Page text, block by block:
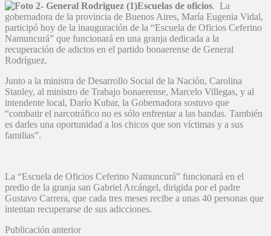
Escuelas de oficios. La
gobernadora de la provincia de Buenos Aires, María Eugenia Vidal,
participó hoy de la inauguración de la “Escuela de Oficios Ceferino
Namuncurá” que funcionará en una granja dedicada a la
recuperación de adictos en el partido bonaerense de General
Rodríguez.
Junto a la ministra de Desarrollo Social de la Nación, Carolina
Stanley, al ministro de Trabajo bonaerense, Marcelo Villegas, y al
intendente local, Darío Kubar, la Gobernadora sostuvo que
“combatir el narcotráfico no es sólo enfrentar a las bandas. También
es darles una oportunidad a los chicos que son víctimas y a sus
familias”.
La “Escuela de Oficios Ceferino Namuncurá” funcionará en el
predio de la granja san Gabriel Arcángel, dirigida por el padre
Gustavo Carrera, que cada tres meses recibe a unas 40 personas que
intentan recuperarse de sus adicciones.
Publicación anterior